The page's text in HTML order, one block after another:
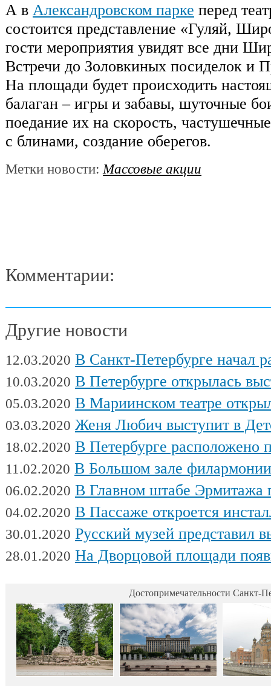
А в Александровском парке перед
состоится представление «Гуляй,
гости мероприятия увидят все дни
Встречи до Золовкиных посиделок и
На площади будет происходить
балаган – игры и забавы, шуточные
поедание их на скорость,
с блинами, создание оберегов.
Метки новости:Массовые акции
Комментарии:
Другие новости
12.03.2020 В Санкт-Петербурге начал работу
10.03.2020 В Петербурге открылась выставка
05.03.2020 В Мариинском театре открылся
03.03.2020 Женя Любич выступит в Детском театре
18.02.2020 В Петербурге расположено
11.02.2020 В Большом зале филармонии
06.02.2020 В Главном штабе Эрмитажа пройдет
04.02.2020 В Пассаже откроется
30.01.2020 Русский музей представил
28.01.2020 На Дворцовой площади появилась интерактивная выставка военной техники,
Достопримечательности Санкт-